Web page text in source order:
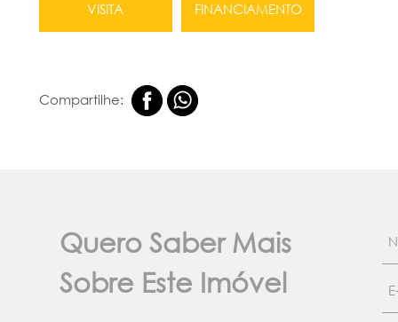
VISITA
FINANCIAMENTO
Compartilhe:
Quero Saber Mais
Sobre Este Imóvel